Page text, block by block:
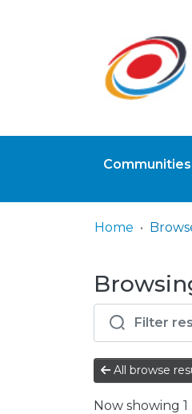
Home
All browse
Now showing